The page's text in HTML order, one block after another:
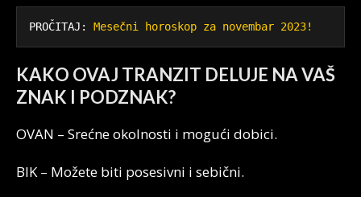
PROČITAJ: Mesečni horoskop za novembar 2023!
KAKO OVAJ TRANZIT DELUJE NA VAŠ
ZNAK I PODZNAK?
OVAN – Srećne okolnosti i mogući dobici.
BIK – Možete biti posesivni i sebični.